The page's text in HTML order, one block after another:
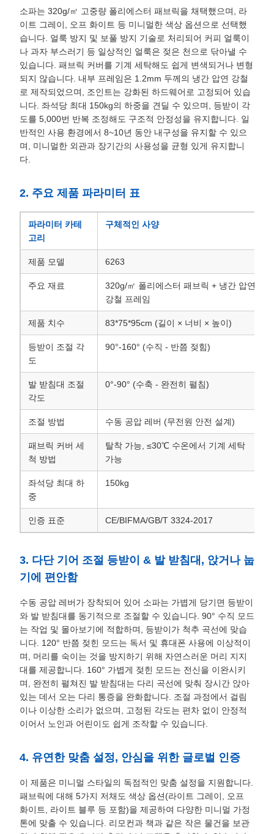
소파는 320g/㎡ 고중량 폴리에스터 패브릭을 채택했으며, 라
이트 그레이, 오프 화이트 등 미니멀한 색상 옵션으로 선택했
습니다. 얼룩 방지 및 보풀 방지 기술로 처리되어 커피 얼룩이
나 과자 부스러기 등 일상적인 얼룩은 젖은 천으로 닦아낼 수
있습니다. 패브릭 커버를 기계 세탁해도 쉽게 변색되거나 변형
되지 않습니다. 내부 프레임은 1.2mm 두께의 냉간 압연 강철
로 제작되었으며, 조인트는 강화된 하드웨어로 고정되어 있습
니다. 좌석당 최대 150kg의 하중을 견딜 수 있으며, 등받이 각
도를 5,000번 반복 조정해도 구조적 안정성을 유지합니다. 일
반적인 사용 환경에서 8~10년 동안 내구성을 유지할 수 있으
며, 미니멀한 외관과 장기간의 사용성을 균형 있게 유지합니
다.
2. 주요 제품 파라미터 표
파라미터 카테
고리
구체적인 사양
제품 모델 6263
주요 재료
320g/㎡ 폴리에스터 패브릭 + 냉간 압연
강철 프레임
제품 치수 83*75*95cm (길이 × 너비 × 높이)
등받이 조절 각
도
90°-160° (수직 - 반쯤 젖힘)
발 받침대 조절
각도
0°-90° (수축 - 완전히 펼침)
조절 방법 수동 공압 레버 (무전원 안전 설계)
패브릭 커버 세
척 방법
탈착 가능, ≤30℃ 수온에서 기계 세탁
가능
좌석당 최대 하
중
150kg
인증 표준 CE/BIFMA/GB/T 3324-2017
3. 다단 기어 조절 등받이 & 발 받침대, 앉거나 눕
기에 편안함
수동 공압 레버가 장착되어 있어 소파는 가볍게 당기면 등받이
와 발 받침대를 동기적으로 조절할 수 있습니다. 90° 수직 모드
는 작업 및 몰아보기에 적합하며, 등받이가 척추 곡선에 맞습
니다. 120° 반쯤 젖힌 모드는 독서 및 휴대폰 사용에 이상적이
며, 머리를 숙이는 것을 방지하기 위해 자연스러운 머리 지지
대를 제공합니다. 160° 가볍게 젖힌 모드는 전신을 이완시키
며, 완전히 펼쳐진 발 받침대는 다리 곡선에 맞춰 장시간 앉아
있는 데서 오는 다리 통증을 완화합니다. 조절 과정에서 걸림
이나 이상한 소리가 없으며, 고정된 각도는 편차 없이 안정적
이어서 노인과 어린이도 쉽게 조작할 수 있습니다.
4. 유연한 맞춤 설정, 안심을 위한 글로벌 인증
이 제품은 미니멀 스타일의 독점적인 맞춤 설정을 지원합니다.
패브릭에 대해 5가지 저채도 색상 옵션(라이트 그레이, 오프
화이트, 라이트 블루 등 포함)을 제공하여 다양한 미니멀 가정
톤에 맞출 수 있습니다. 리모컨과 책과 같은 작은 물건을 보관